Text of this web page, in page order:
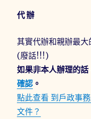
代辦
其實代辦和親辦最大
(廢話!!!)
如果非本人辦理的
確認 。
點此查看 到戶政事
文件？